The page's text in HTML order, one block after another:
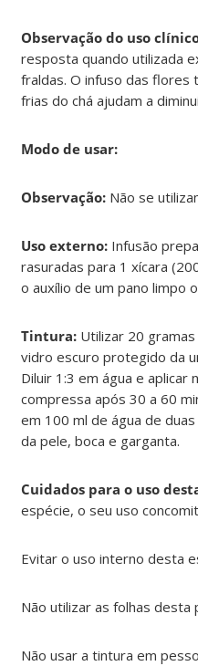
Observação do uso
resposta quando utilizada
fraldas. O infuso das flores
frias do chá ajudam a
Modo de usar:
Observação: Não se
Uso externo: Infusão
rasuradas para 1 xícara
o auxílio de um pano limpo
Tintura: Utilizar 20
vidro escuro protegido da
Diluir 1:3 em água e
compressa após 30 a 60
em 100 ml de água de
da pele, boca e garganta.
Cuidados para o uso
espécie, o seu uso
Evitar o uso interno desta
Não utilizar as folhas desta
Não usar a tintura em